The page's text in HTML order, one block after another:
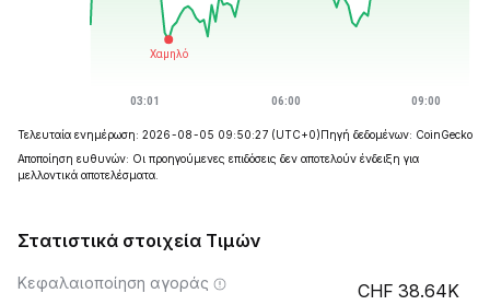
Τελευταία ενημέρωση: 2026-08-05 09:50:27 (UTC+0)Πηγή δεδομένων: CoinGecko
Αποποίηση ευθυνών: Οι προηγούμενες επιδόσεις δεν αποτελούν ένδειξη για
μελλοντικά αποτελέσματα.
Στατιστικά στοιχεία Τιμών
Κεφαλαιοποίηση αγοράς 38.64K